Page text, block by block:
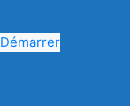
Démarrer